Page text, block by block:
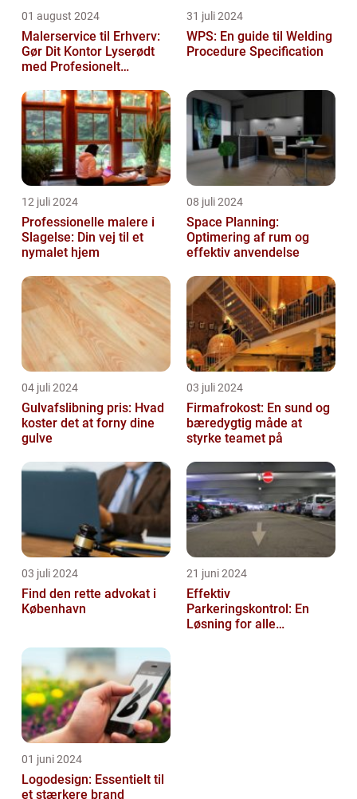
01 august 2024
Malerservice til Erhverv:
Gør Dit Kontor Lyserødt
med Profesionelt
31 juli 2024
WPS: En guide til Welding
Procedure Specification
12 juli 2024
Professionelle malere i
Slagelse: Din vej til et
nymalet hjem
08 juli 2024
Space Planning:
Optimering af rum og
effektiv anvendelse
04 juli 2024
Gulvafslibning pris: Hvad
koster det at forny dine
gulve
03 juli 2024
Firmafrokost: En sund og
bæredygtig måde at
styrke teamet på
03 juli 2024
Find den rette advokat i
København
21 juni 2024
Effektiv
Parkeringskontrol: En
Løsning for alle
01 juni 2024
Logodesign: Essentielt til
et stærkere brand